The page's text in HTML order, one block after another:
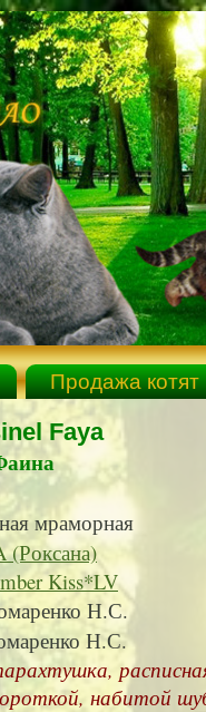
Продажа котят
Faya
мраморная
(Роксана)
Kiss*LV
Н.С.
Н.С.
набитой